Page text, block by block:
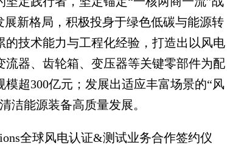
新格局，积极投身于绿色低碳与能源转
技术能力与工程化经验，打造出以风电
器、齿轮箱、变压器等关键零部件为配
超300亿元；发展出适应丰富场景的“风
洁能源装备高质量发展。
全球风电认证&测试业务合作签约仪